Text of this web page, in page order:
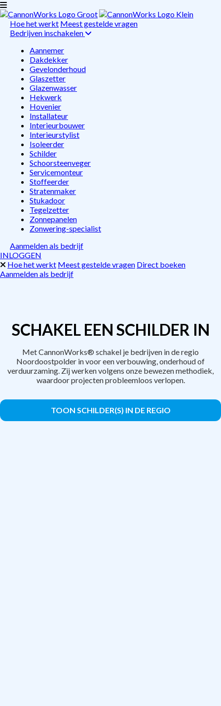
Hoe het werkt Meest gestelde vragen
Bedrijven inschakelen
Aannemer
Dakdekker
Gevelonderhoud
Glaszetter
Glazenwasser
Hekwerk
Hovenier
Installateur
Interieurbouwer
Interieurstylist
Isoleerder
Schilder
Schoorsteenveger
Servicemonteur
Stoffeerder
Stratenmaker
Stukadoor
Tegelzetter
Zonnepanelen
Zonwering-specialist
Aanmelden als bedrijf
INLOGGEN
Hoe het werkt Meest gestelde vragen Direct boeken
Aanmelden als bedrijf
SCHAKEL EEN SCHILDER IN
Met CannonWorks® schakel je bedrijven in de regio
Noordoostpolder in voor een verbouwing, onderhoud of
verduurzaming. Zij werken volgens onze bewezen methodiek,
waardoor projecten probleemloos verlopen.
TOON SCHILDER(S) IN DE REGIO